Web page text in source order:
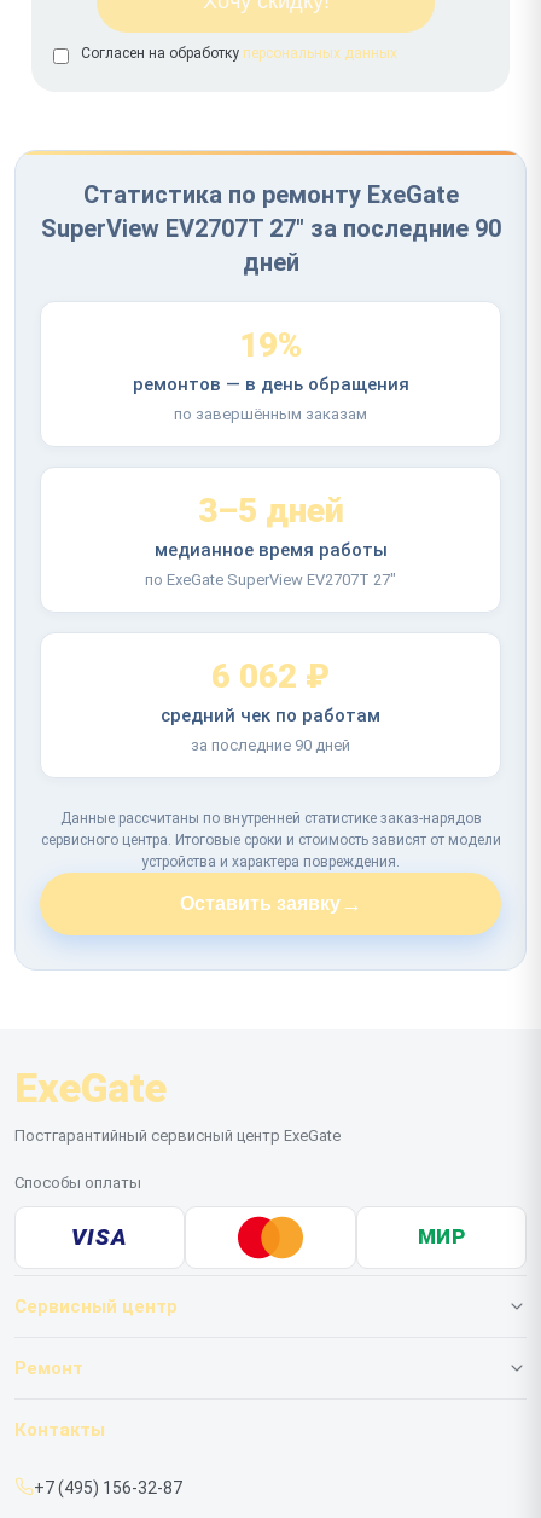
Согласен на обработку персональных данных
Статистика по ремонту ExeGate
SuperView EV2707T 27" за последние 90
дней
19%
ремонтов — в день обращения
по завершённым заказам
3–5 дней
медианное время работы
по ExeGate SuperView EV2707T 27"
6 062 ₽
средний чек по работам
за последние 90 дней
Данные рассчитаны по внутренней статистике заказ-нарядов
сервисного центра. Итоговые сроки и стоимость зависят от модели
устройства и характера повреждения.
Оставить заявку→
ExeGate
Постгарантийный сервисный центр ExeGate
Способы оплаты
VISA МИР
Сервисный центр
О нашем сервисе
Срочный ремонт
Ремонт
ИБП
Контакты
+7 (495) 156-32-87